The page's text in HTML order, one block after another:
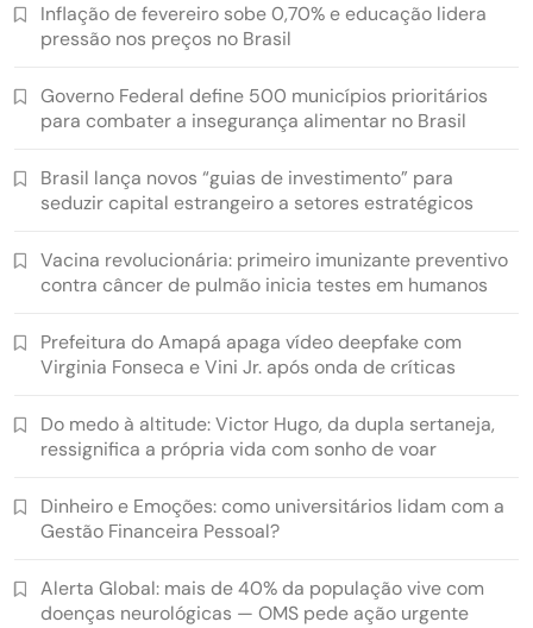
Inflação de fevereiro sobe 0,70% e educação lidera
pressão nos preços no Brasil
Governo Federal define 500 municípios prioritários
para combater a insegurança alimentar no Brasil
Brasil lança novos “guias de investimento” para
seduzir capital estrangeiro a setores estratégicos
Vacina revolucionária: primeiro imunizante preventivo
contra câncer de pulmão inicia testes em humanos
Prefeitura do Amapá apaga vídeo deepfake com
Virginia Fonseca e Vini Jr. após onda de críticas
Do medo à altitude: Victor Hugo, da dupla sertaneja,
ressignifica a própria vida com sonho de voar
Dinheiro e Emoções: como universitários lidam com a
Gestão Financeira Pessoal?
Alerta Global: mais de 40% da população vive com
doenças neurológicas — OMS pede ação urgente